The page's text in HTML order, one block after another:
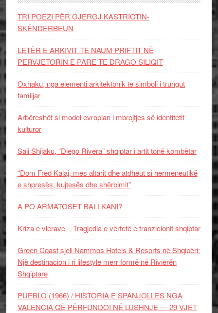
TRI POEZI PËR GJERGJ KASTRIOTIN-
SKËNDERBEUN
LETËR E ARKIVIT TE NAUM PRIFTIT NË
PERVJETORIN E PARE TE DRAGO SILIQIT
Oxhaku, nga elementi arkitektonik te simboli i trungut
familjar
Arbëreshët si model evropian i mbrojtjes së identitetit
kulturor
Sali Shijaku, “Diego Rivera” shqiptar i artit tonë kombëtar
“Dom Fred Kalaj, mes altarit dhe atdheut si hermeneutikë
e shpresës, kujtesës dhe shërbimit”
A PO ARMATOSET BALLKANI?
Kriza e vlerave – Tragjedia e vërtetë e tranzicionit shqiptar
Green Coast sjell Nammos Hotels & Resorts në Shqipëri:
Një destinacion i ri lifestyle merr formë në Rivierën
Shqiptare
PUEBLO (1966) / HISTORIA E SPANJOLLES NGA
VALENCIA QË PËRFUNDOI NË LUSHNJE — 29 VJET